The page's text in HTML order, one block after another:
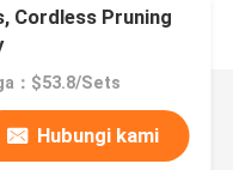
Cordless Pruning
：$53.8/Sets
Hubungi kami